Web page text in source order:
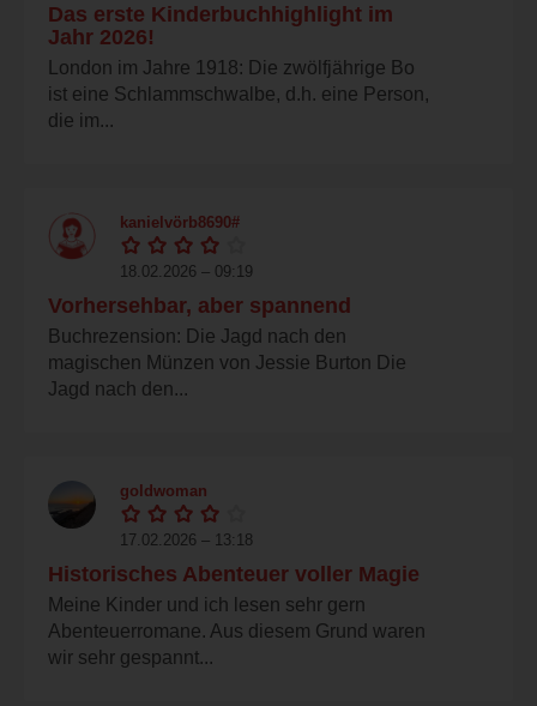
Das erste Kinderbuchhighlight im
Jahr 2026!
London im Jahre 1918: Die zwölfjährige Bo
ist eine Schlammschwalbe, d.h. eine Person,
die im...
kanielvörb8690#
18.02.2026 – 09:19
Vorhersehbar, aber spannend
Buchrezension: Die Jagd nach den
magischen Münzen von Jessie Burton Die
Jagd nach den...
goldwoman
17.02.2026 – 13:18
Historisches Abenteuer voller Magie
Meine Kinder und ich lesen sehr gern
Abenteuerromane. Aus diesem Grund waren
wir sehr gespannt...